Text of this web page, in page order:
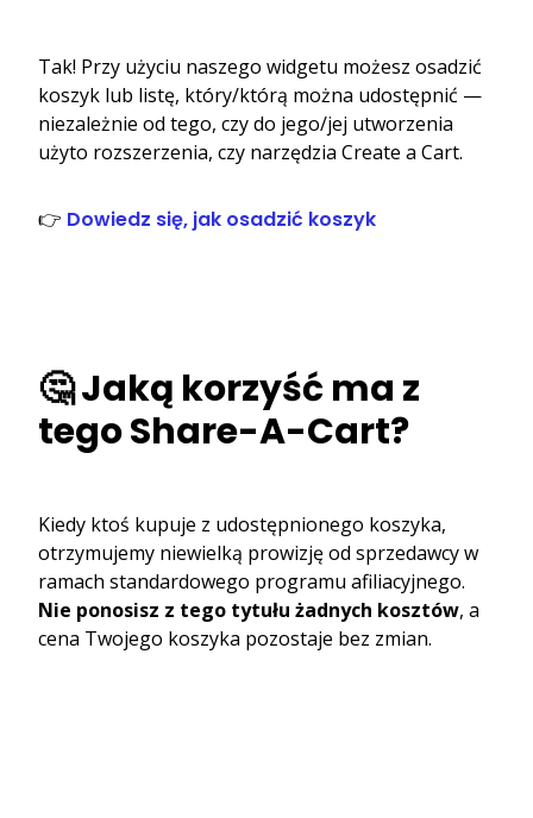
Tak! Przy użyciu naszego widgetu możesz osadzić
koszyk lub listę, który/którą można udostępnić —
niezależnie od tego, czy do jego/jej utworzenia
użyto rozszerzenia, czy narzędzia Create a Cart.
👉 Dowiedz się, jak osadzić koszyk
🤔 Jaką korzyść ma z
tego Share-A-Cart?
Kiedy ktoś kupuje z udostępnionego koszyka,
otrzymujemy niewielką prowizję od sprzedawcy w
ramach standardowego programu afiliacyjnego.
Nie ponosisz z tego tytułu żadnych kosztów, a
cena Twojego koszyka pozostaje bez zmian.